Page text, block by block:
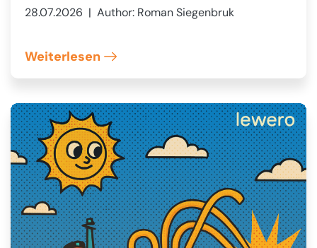
28.07.2026 | Author: Roman Siegenbruk
Weiterlesen